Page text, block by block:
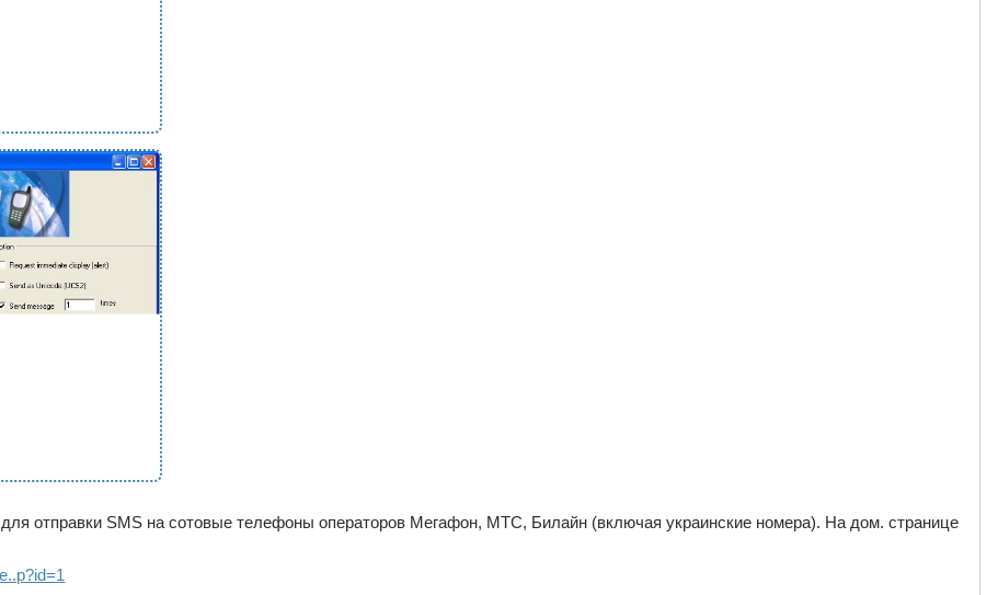
отправки SMS на сотовые телефоны операторов Мегафон, МТС, Билайн (включая украинские номера). На дом. странице